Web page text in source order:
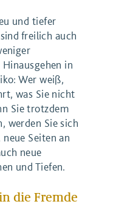
und tiefer
freilich auch
in
Wer weiß,
was Sie nicht
Sie trotzdem
werden Sie sich
Seiten an
neue
und Tiefen.
die Fremde